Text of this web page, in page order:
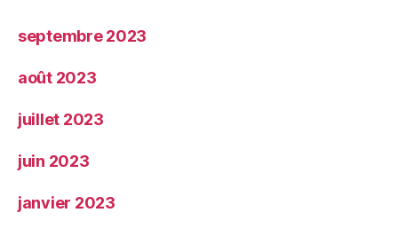
septembre 2023
août 2023
juillet 2023
juin 2023
janvier 2023